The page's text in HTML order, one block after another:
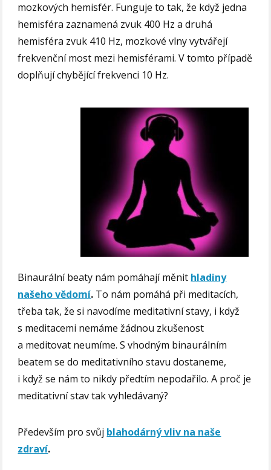
mozkových hemisfér. Funguje to tak, že když jedna
hemisféra zaznamená zvuk 400 Hz a druhá
hemisféra zvuk 410 Hz, mozkové vlny vytvářejí
frekvenční most mezi hemisférami. V tomto případě
doplňují chybějící frekvenci 10 Hz.
Binaurální beaty nám pomáhají měnit hladiny
našeho vědomí. To nám pomáhá při meditacích,
třeba tak, že si navodíme meditativní stavy, i když
s meditacemi nemáme žádnou zkušenost
a meditovat neumíme. S vhodným binaurálním
beatem se do meditativního stavu dostaneme,
i když se nám to nikdy předtím nepodařilo. A proč je
meditativní stav tak vyhledávaný?
Především pro svůj blahodárný vliv na naše
zdraví.